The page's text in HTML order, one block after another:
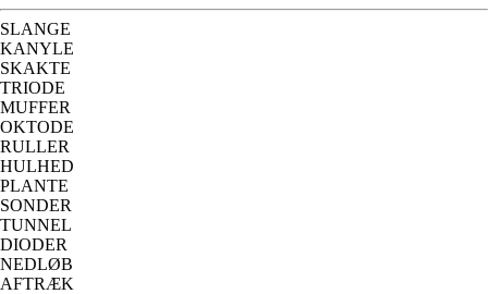
SLANGE
KANYLE
SKAKTE
TRIODE
MUFFER
OKTODE
RULLER
HULHED
PLANTE
SONDER
TUNNEL
DIODER
NEDLØB
AFTRÆK